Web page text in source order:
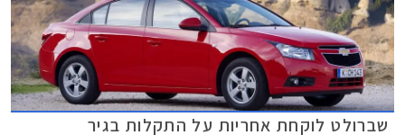
שברולט לוקחת אחריות על התקלות בגיר